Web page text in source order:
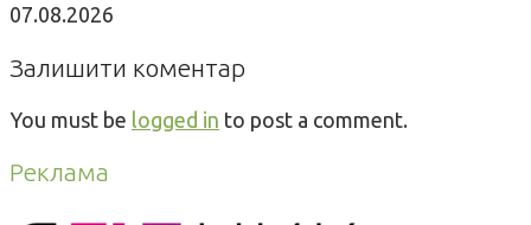
07.08.2026
Залишити коментар
You must be logged in to post a comment.
Реклама